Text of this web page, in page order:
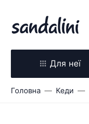
Для неї
Головна Кеди